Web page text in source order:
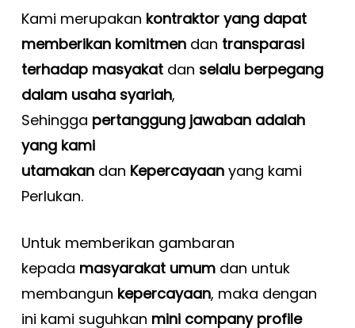
Kami merupakan kontraktor yang dapat
memberikan komitmendan transparasi
terhadap masyakatdan selalu berpegang
dalam usaha syariah,
Sehingga pertanggung jawaban adalah
yang kami
utamakandan Kepercayaanyang kami
Perlukan.
Untuk memberikan gambaran
kepada masyarakat umumdan untuk
membangun kepercayaan, maka dengan
ini kami suguhkan mini company profile